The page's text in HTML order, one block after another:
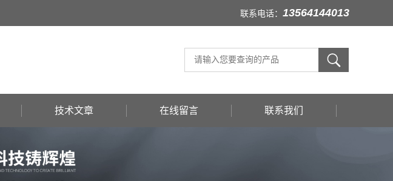
联系电话： 13564144013
技术文章 在线留言 联系我们